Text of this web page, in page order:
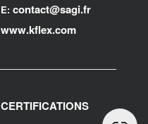
E: contact@sagi.fr
www.kflex.com
CERTIFICATIONS